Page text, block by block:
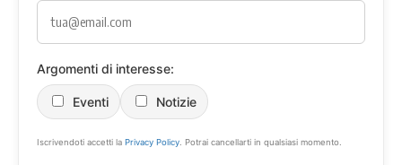
Argomenti di interesse:
Eventi Notizie
Iscrivendoti accetti la Privacy Policy. Potrai cancellarti in qualsiasi momento.